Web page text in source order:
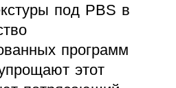
под PBS в
программ
этот